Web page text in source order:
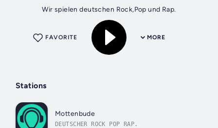
Wir spielen deutschen Rock,Pop und Rap.
MORE
FAVORITE
Stations
Mottenbude
DEUTSCHER ROCK POP RAP.